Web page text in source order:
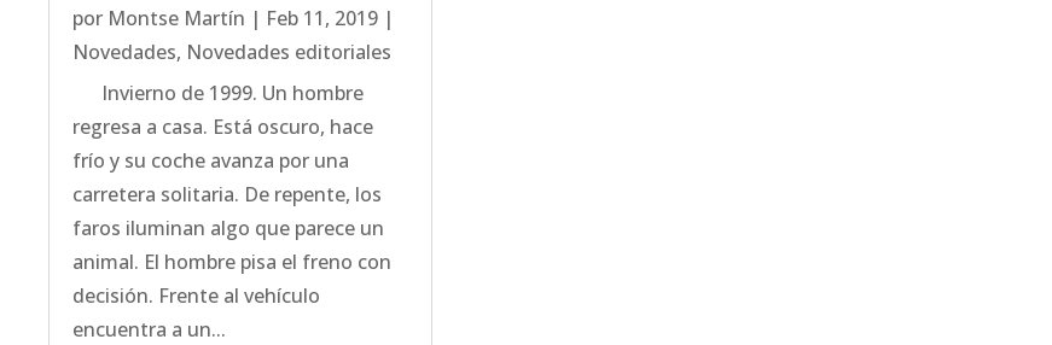
por Montse Martín | Feb 11, 2019|
Novedades, Novedades editoriales
Invierno de 1999. Un hombre
regresa a casa. Está oscuro, hace
frío y su coche avanza por una
carretera solitaria. De repente, los
faros iluminan algo que parece un
animal. El hombre pisa el freno con
decisión. Frente al vehículo
encuentra a un...